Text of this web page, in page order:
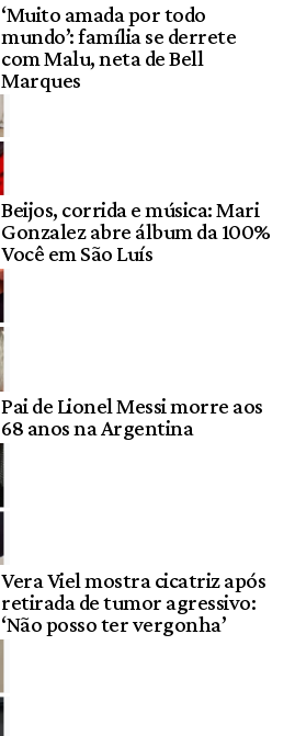
‘Muito amada por todo
mundo’: família se derrete
com Malu, neta de Bell
Marques
Beijos, corrida e música: Mari
Gonzalez abre álbum da 100%
Você em São Luís
Pai de Lionel Messi morre aos
68 anos na Argentina
Vera Viel mostra cicatriz após
retirada de tumor agressivo:
‘Não posso ter vergonha’